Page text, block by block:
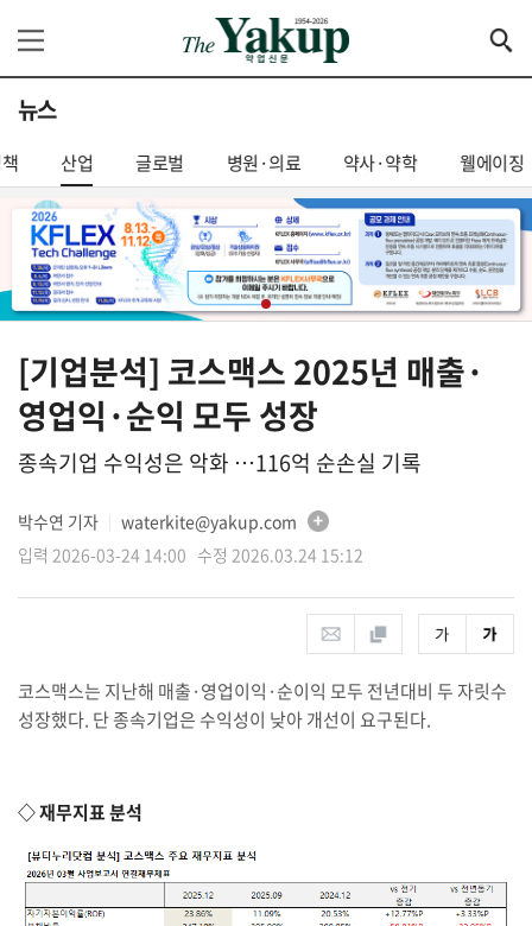
뉴스
산업 글로벌 병원·의료 약사·약학 웰에이징
[기업분석] 코스맥스 2025년 매출·
영업익·순익 모두 성장
종속기업 수익성은 악화 …116억 순손실 기록
박수연 기자
waterkite@yakup.com
입력 2026-03-24 14:00 수정 2026.03.24 15:12
코스맥스는 지난해 매출·영업이익·순이익 모두 전년대비 두 자릿수
성장했다. 단 종속기업은 수익성이 낮아 개선이 요구된다.
◇ 재무지표 분석